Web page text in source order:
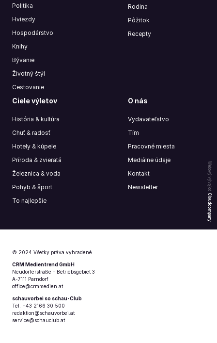
Webový vývoj od
Cloudcompany
Politika
Hviezdy
Hospodárstvo
Knihy
Bývanie
Životný štýl
Cestovanie
Rodina
Pôžitok
Recepty
Ciele výletov
História & kultúra
Chuť & radosť
Hotely & kúpele
Príroda & zvieratá
Železnica & voda
Pohyb & šport
To najlepšie
O nás
Vydavateľstvo
Tím
Pracovné miesta
Mediálne údaje
Kontakt
Newsletter
© 2024 Všetky práva vyhradené.
CRM Medientrend GmbH
Neudorferstraße – Betriebsgebiet 3
A-7111 Parndorf
office@crmmedien.at
schauvorbei so schau-Club
Tel. +43 2166 30 500
redaktion@schauvorbei.at
service@schauclub.at